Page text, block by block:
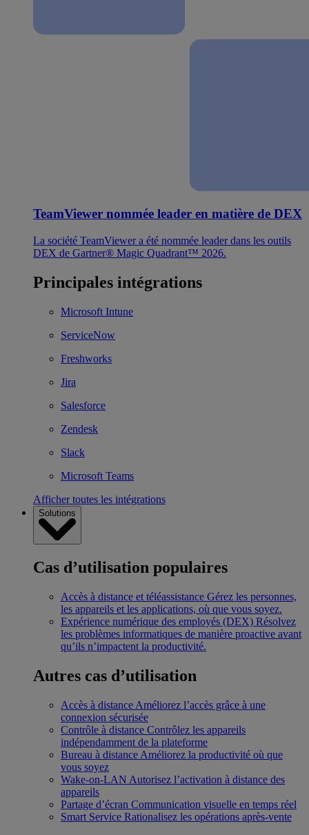
TeamViewer nommée leader en matière de DEX
La société TeamViewer a été nommée leader dans les outils
DEX de Gartner® Magic Quadrant™ 2026.
Principales intégrations
Microsoft Intune
ServiceNow
Freshworks
Jira
Salesforce
Zendesk
Slack
Microsoft Teams
Afficher toutes les intégrations
Solutions
Cas d’utilisation populaires
Accès à distance et téléassistance Gérez les personnes,
les appareils et les applications, où que vous soyez.
Expérience numérique des employés (DEX) Résolvez
les problèmes informatiques de manière proactive avant
qu’ils n’impactent la productivité.
Autres cas d’utilisation
Accès à distance Améliorez l’accès grâce à une
connexion sécurisée
Contrôle à distance Contrôlez les appareils
indépendamment de la plateforme
Bureau à distance Améliorez la productivité où que
vous soyez
Wake-on-LAN Autorisez l’activation à distance des
appareils
Partage d’écran Communication visuelle en temps réel
Smart Service Rationalisez les opérations après-vente